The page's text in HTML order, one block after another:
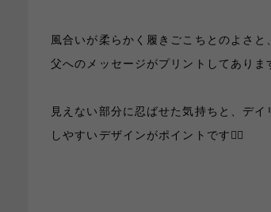
風合いが柔らかく履きごこちとのよさと
父へのメッセージがプリントしてありま
見えない部分に忍ばせた気持ちと、デイ
しやすいデザインがポイントです✌🏻